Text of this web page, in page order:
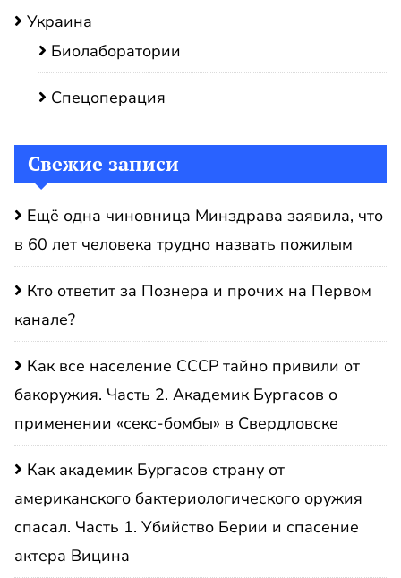
Украина
Биолаборатории
Спецоперация
Свежие записи
Ещё одна чиновница Минздрава заявила, что
в 60 лет человека трудно назвать пожилым
Кто ответит за Познера и прочих на Первом
канале?
Как все население СССР тайно привили от
бакоружия. Часть 2. Академик Бургасов о
применении «секс-бомбы» в Свердловске
Как академик Бургасов страну от
американского бактериологического оружия
спасал. Часть 1. Убийство Берии и спасение
актера Вицина